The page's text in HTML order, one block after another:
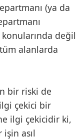
(ya da
değil
alanlarda
bir riski de
çekici bir
ilgi çekicidir ki,
asıl